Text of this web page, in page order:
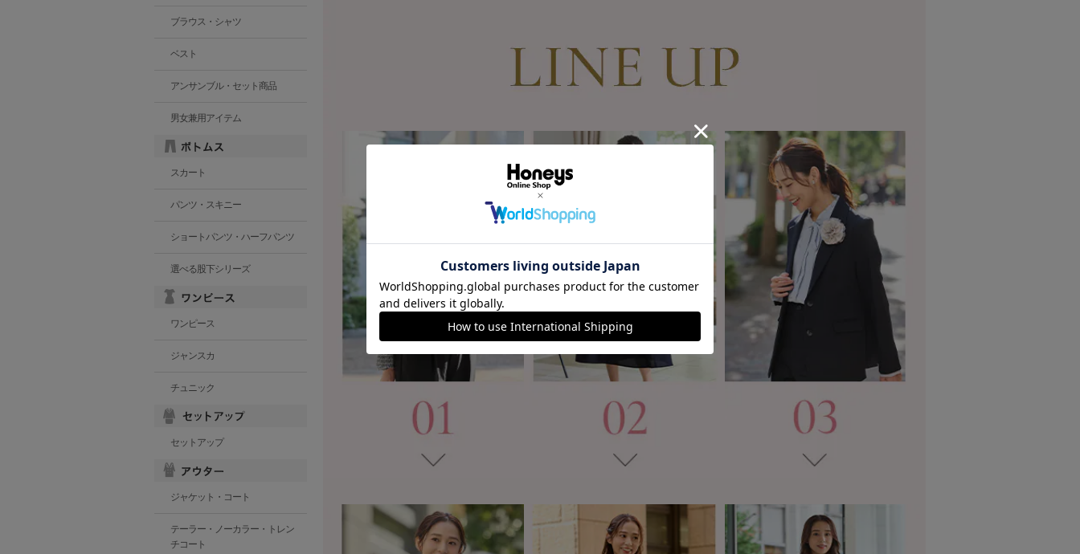
ブラウス・シャツ
ベスト
アンサンブル・セット商品
男女兼用アイテム
スカート
パンツ・スキニー
ショートパンツ・ハーフパンツ
選べる股下シリーズ
ワンピース
ジャンスカ
チュニック
セットアップ
ジャケット・コート
テーラー・ノーカラー・トレン
チコート